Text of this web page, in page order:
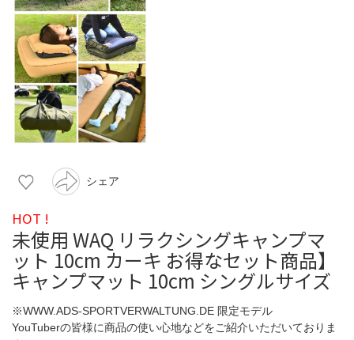
シェア
HOT !
未使用 WAQ リラクシングキャンプマ
ット 10cm カーキ お得なセット商品】
キャンプマット 10cm シングルサイズ
※WWW.ADS-SPORTVERWALTUNG.DE 限定モデル
YouTuberの皆様に商品の使い心地などをご紹介いただいておりま